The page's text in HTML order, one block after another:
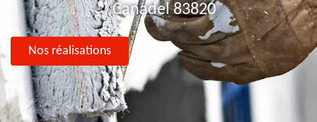
Canadel 83820
Nos réalisations